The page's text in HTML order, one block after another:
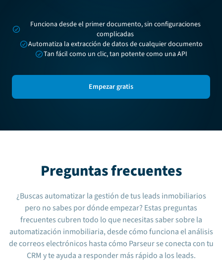
Funciona desde el primer documento, sin configuraciones
complicadas
Automatiza la extracción de datos de cualquier documento
Tan fácil como un clic, tan potente como una API
Empezar gratis
Preguntas frecuentes
¿Buscas automatizar la gestión de tus leads inmobiliarios
pero no sabes por dónde empezar? Estas preguntas
frecuentes cubren todo lo que necesitas saber sobre la
automatización inmobiliaria, desde cómo funciona el análisis
de correos electrónicos hasta cómo Parseur se conecta con tu
CRM y te ayuda a responder más rápido a los leads.